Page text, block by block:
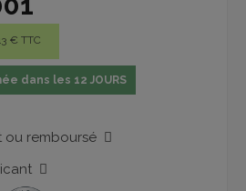
€ TTC
dans les 12 JOURS
ou remboursé